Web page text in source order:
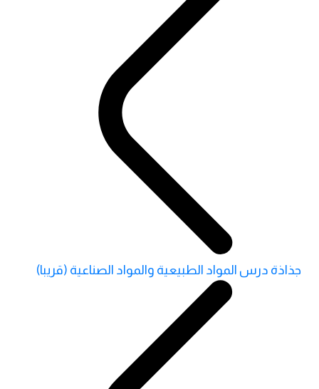
جذاذة درس المواد الطبيعية والمواد الصناعية (قريبا)